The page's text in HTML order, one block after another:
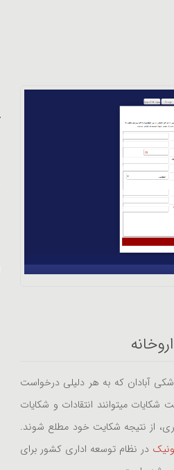
آبادان که به هر دلیلی درخواست
میتوانند انتقادات و شکایات
از نتیجه شکایت خود مطلع شوند.
در نظام توسعه اداری کشور برای